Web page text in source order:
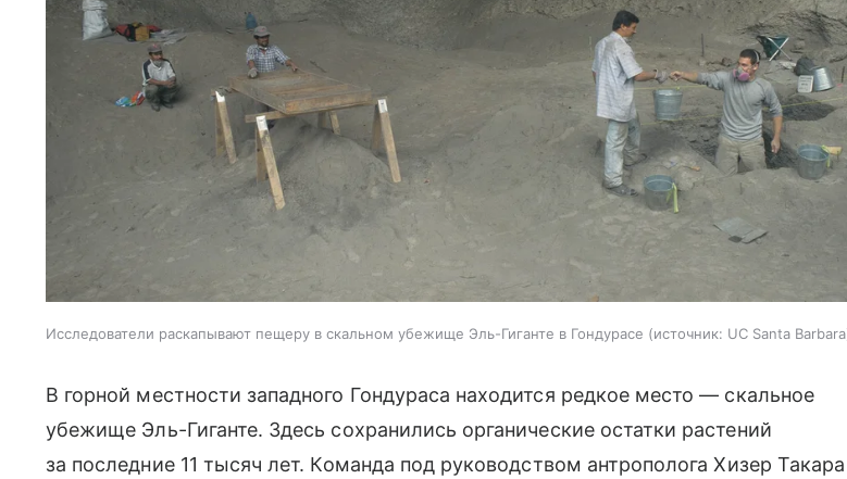
Исследователи раскапывают пещеру в скальном убежище Эль-Гиганте в Гондурасе источник: UC Santa Barbara
В горной местности западного Гондураса находится редкое место — скальное
убежище Эль-Гиганте. Здесь сохранились органические остатки растений
за последние 11 тысяч лет. Команда под руководством антрополога Хизер Такара